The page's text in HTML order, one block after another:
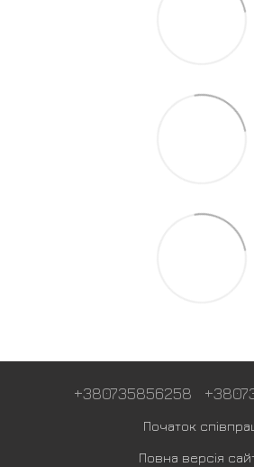
+380735856258
Початок
Повна версія